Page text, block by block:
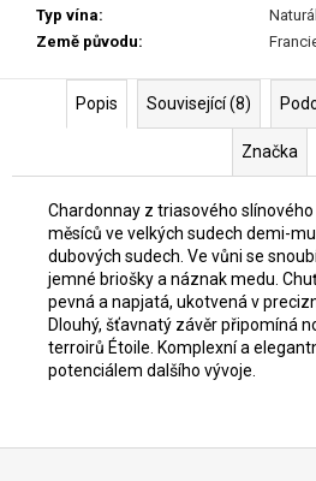
Typ vína:
Země původu:
Popis Související (8)
Značka
Chardonnay z triasového
měsíců ve velkých sudech demi-
dubových sudech. Ve vůni se
jemné briošky a náznak medu.
pevná a napjatá, ukotvená v
Dlouhý, šťavnatý závěr připomíná
terroirů Étoile. Komplexní a
potenciálem dalšího vývoje.